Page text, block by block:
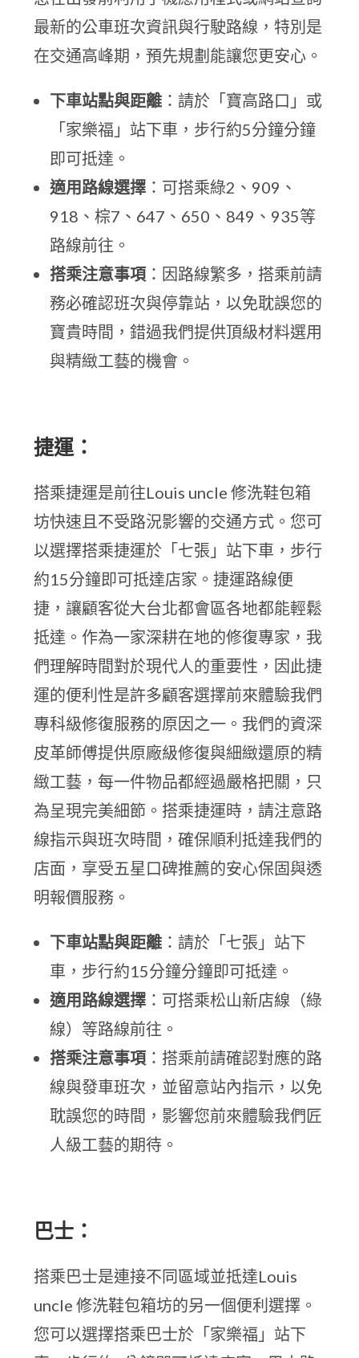
最新的公車班次資訊與行駛路線，特別是
在交通高峰期，預先規劃能讓您更安心。
下車站點與距離 ：請於「寶高路口」或
「家樂福」站下車，步行約5分鐘分鐘
即可抵達。
適用路線選擇 ：可搭乘綠2、909、
918、棕7、647、650、849、935等
路線前往。
搭乘注意事項 ：因路線繁多，搭乘前請
務必確認班次與停靠站，以免耽誤您的
寶貴時間，錯過我們提供頂級材料選用
與精緻工藝的機會。
捷運：
搭乘捷運是前往Louis uncle 修洗鞋包箱
坊快速且不受路況影響的交通方式。您可
以選擇搭乘捷運於「七張」站下車，步行
約15分鐘即可抵達店家。捷運路線便
捷，讓顧客從大台北都會區各地都能輕鬆
抵達。作為一家深耕在地的修復專家，我
們理解時間對於現代人的重要性，因此捷
運的便利性是許多顧客選擇前來體驗我們
專科級修復服務的原因之一。我們的資深
皮革師傅提供原廠級修復與細緻還原的精
緻工藝，每一件物品都經過嚴格把關，只
為呈現完美細節。搭乘捷運時，請注意路
線指示與班次時間，確保順利抵達我們的
店面，享受五星口碑推薦的安心保固與透
明報價服務。
下車站點與距離 ：請於「七張」站下
車，步行約15分鐘分鐘即可抵達。
適用路線選擇 ：可搭乘松山新店線（綠
線）等路線前往。
搭乘注意事項 ：搭乘前請確認對應的路
線與發車班次，並留意站內指示，以免
耽誤您的時間，影響您前來體驗我們匠
人級工藝的期待。
巴士：
搭乘巴士是連接不同區域並抵達Louis
uncle 修洗鞋包箱坊的另一個便利選擇。
您可以選擇搭乘巴士於「家樂福」站下